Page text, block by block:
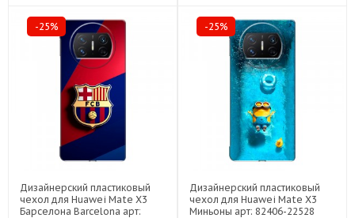
-25%
Дизайнерский пластиковый
чехол для Huawei Mate X3
Барселона Barcelona арт:
-25%
Дизайнерский пластиковый
чехол для Huawei Mate X3
Миньоны арт: 82406-22528